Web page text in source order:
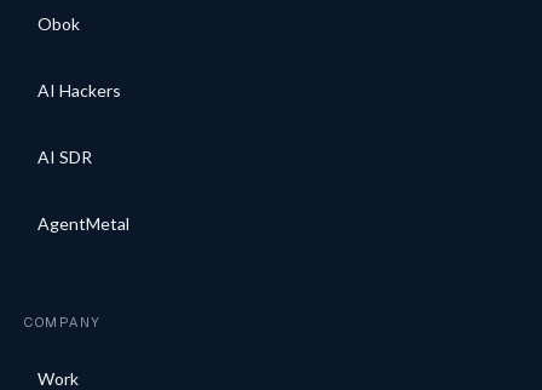
Obok
AI Hackers
AI SDR
AgentMetal
COMPANY
Work